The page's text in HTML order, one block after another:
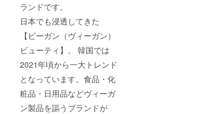
ランドです。
日本でも浸透してきた
【ビーガン（ヴィーガン）
ビューティ】。 韓国では
2021年頃から一大トレンド
となっています。食品・化
粧品・日用品などヴィーガ
ン製品を謳うブランドが